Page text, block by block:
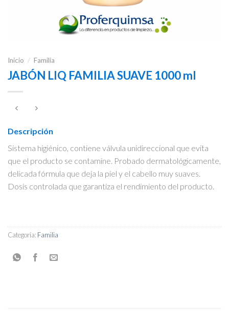
Inicio / Familia
JABÓN LIQ FAMILIA SUAVE 1000 ml
Descripción
Sistema higiénico, contiene válvula unidireccional que evita
que el producto se contamine. Probado dermatológicamente,
delicada fórmula que deja la piel y el cabello muy suaves.
Dosis controlada que garantiza el rendimiento del producto.
Categoría: Familia